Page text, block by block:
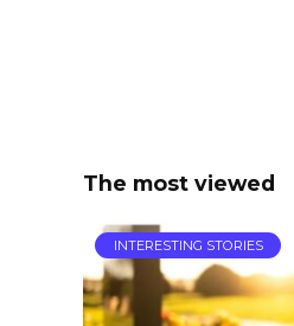
The most viewed
INTERESTING STORIES